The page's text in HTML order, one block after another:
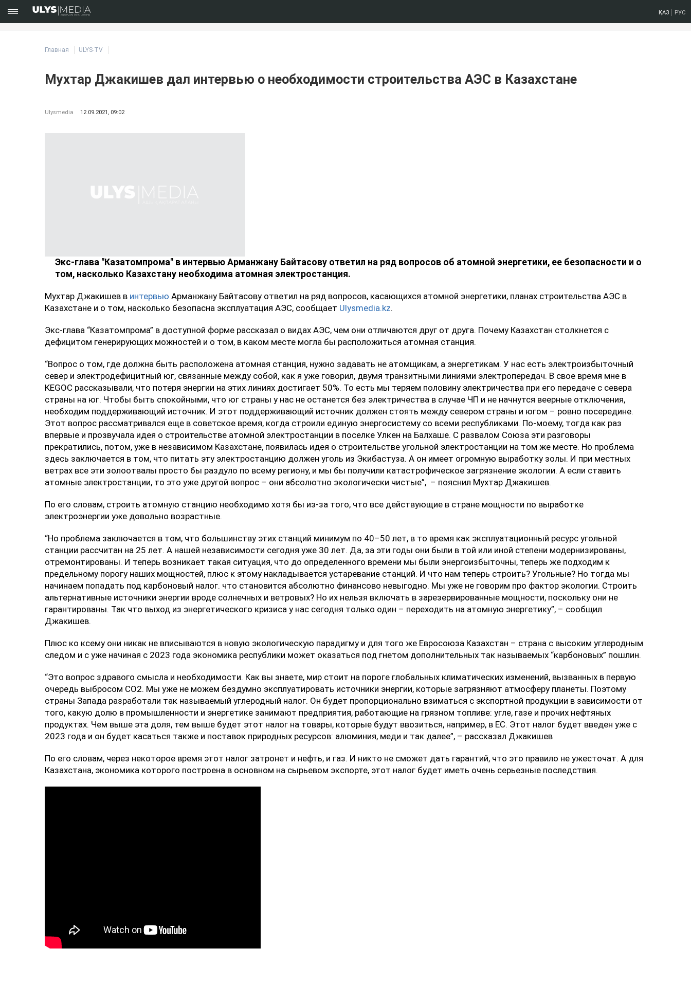
ҚАЗ РУС
Главная ULYS-TV
Мухтар Джакишев дал интервью о необходимости строительства АЭС в Казахстане
Ulysmedia 12.09.2021, 09:02
Экс-глава "Казатомпрома" в интервью Арманжану Байтасову ответил на ряд вопросов об атомной энергетики, ее безопасности и о
том, насколько Казахстану необходима атомная электростанция.
Мухтар Джакишев в интервью Арманжану Байтасову ответил на ряд вопросов, касающихся атомной энергетики, планах строительства АЭС в
Казахстане и о том, насколько безопасна эксплуатация АЭС, сообщает Ulysmedia.kz.
Экс-глава “Казатомпрома” в доступной форме рассказал о видах АЭС, чем они отличаются друг от друга. Почему Казахстан столкнется с
дефицитом генерирующих можностей и о том, в каком месте могла бы расположиться атомная станция.
“Вопрос о том, где должна быть расположена атомная станция, нужно задавать не атомщикам, а энергетикам. У нас есть электроизбыточный
север и электродефицитный юг, связанные между собой, как я уже говорил, двумя транзитными линиями электропередач. В свое время мне в
KEGOC рассказывали, что потеря энергии на этих линиях достигает 50%. То есть мы теряем половину электричества при его передаче с севера
страны на юг. Чтобы быть спокойными, что юг страны у нас не останется без электричества в случае ЧП и не начнутся веерные отключения,
необходим поддерживающий источник. И этот поддерживающий источник должен стоять между севером страны и югом – ровно посередине.
Этот вопрос рассматривался еще в советское время, когда строили единую энергосистему со всеми республиками. По-моему, тогда как раз
впервые и прозвучала идея о строительстве атомной электростанции в поселке Улкен на Балхаше. С развалом Союза эти разговоры
прекратились, потом, уже в независимом Казахстане, появилась идея о строительстве угольной электростанции на том же месте. Но проблема
здесь заключается в том, что питать эту электростанцию должен уголь из Экибастуза. А он имеет огромную выработку золы. И при местных
ветрах все эти золоотвалы просто бы раздуло по всему региону, и мы бы получили катастрофическое загрязнение экологии. А если ставить
атомные электростанции, то это уже другой вопрос – они абсолютно экологически чистые”, – пояснил Мухтар Джакишев.
По его словам, строить атомную станцию необходимо хотя бы из-за того, что все действующие в стране мощности по выработке
электроэнергии уже довольно возрастные.
“Но проблема заключается в том, что большинству этих станций минимум по 40–50 лет, в то время как эксплуатационный ресурс угольной
станции рассчитан на 25 лет. А нашей независимости сегодня уже 30 лет. Да, за эти годы они были в той или иной степени модернизированы,
отремонтированы. И теперь возникает такая ситуация, что до определенного времени мы были энергоизбыточны, теперь же подходим к
предельному порогу наших мощностей, плюс к этому накладывается устаревание станций. И что нам теперь строить? Угольные? Но тогда мы
начинаем попадать под карбоновый налог. что становится абсолютно финансово невыгодно. Мы уже не говорим про фактор экологии. Строить
альтернативные источники энергии вроде солнечных и ветровых? Но их нельзя включать в зарезервированные мощности, поскольку они не
гарантированы. Так что выход из энергетического кризиса у нас сегодня только один – переходить на атомную энергетику”, – сообщил
Джакишев.
Плюс ко ксему они никак не вписываются в новую экологическую парадигму и для того же Евросоюза Казахстан – страна с высоким углеродным
следом и с уже начиная с 2023 года экономика республики может оказаться под гнетом дополнительных так называемых “карбоновых” пошлин.
“Это вопрос здравого смысла и необходимости. Как вы знаете, мир стоит на пороге глобальных климатических изменений, вызванных в первую
очередь выбросом СО2. Мы уже не можем бездумно эксплуатировать источники энергии, которые загрязняют атмосферу планеты. Поэтому
страны Запада разработали так называемый углеродный налог. Он будет пропорционально взиматься с экспортной продукции в зависимости от
того, какую долю в промышленности и энергетике занимают предприятия, работающие на грязном топливе: угле, газе и прочих нефтяных
продуктах. Чем выше эта доля, тем выше будет этот налог на товары, которые будут ввозиться, например, в ЕС. Этот налог будет введен уже с
2023 года и он будет касаться также и поставок природных ресурсов: алюминия, меди и так далее”, – рассказал Джакишев
По его словам, через некоторое время этот налог затронет и нефть, и газ. И никто не сможет дать гарантий, что это правило не ужесточат. А для
Казахстана, экономика которого построена в основном на сырьевом экспорте, этот налог будет иметь очень серьезные последствия.